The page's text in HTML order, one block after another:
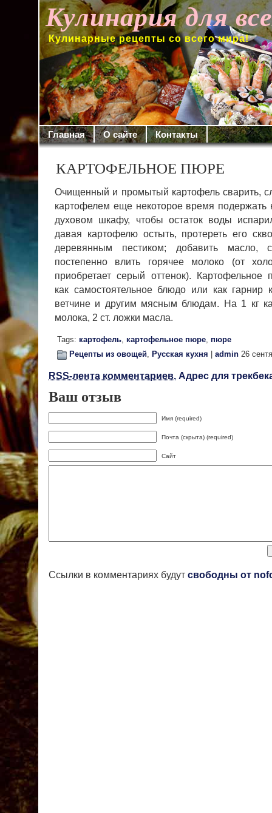
Кулинария для
Кулинарные рецепты со всего мира!
Главная О сайте Контакты
КАРТОФЕЛЬНОЕ ПЮРЕ
Очищенный и промытый картофель сварить,
картофелем еще некоторое время по­держать
духовом шкафу, чтобы остаток воды
давая карто­фелю остыть, протереть его
деревянным пестиком; добавить масло,
постепенно влить горячее молоко (oт
приобретает серый оттенок).
как самостоя­тельное блюдо или как гарнир
ветчине и другим мясным блюдам. На 1 кг
молока, 2 ст. ложки масла.
Tags: картофель, картофельное пюре, пюре
Рецепты из овощей, Русская кухня admin 26
RSS-лента комментариев. Адрес для
Ваш отзыв
Имя (required)
Почта (скрыта) (required)
Сайт
Ссылки в комментариях будут свободны от